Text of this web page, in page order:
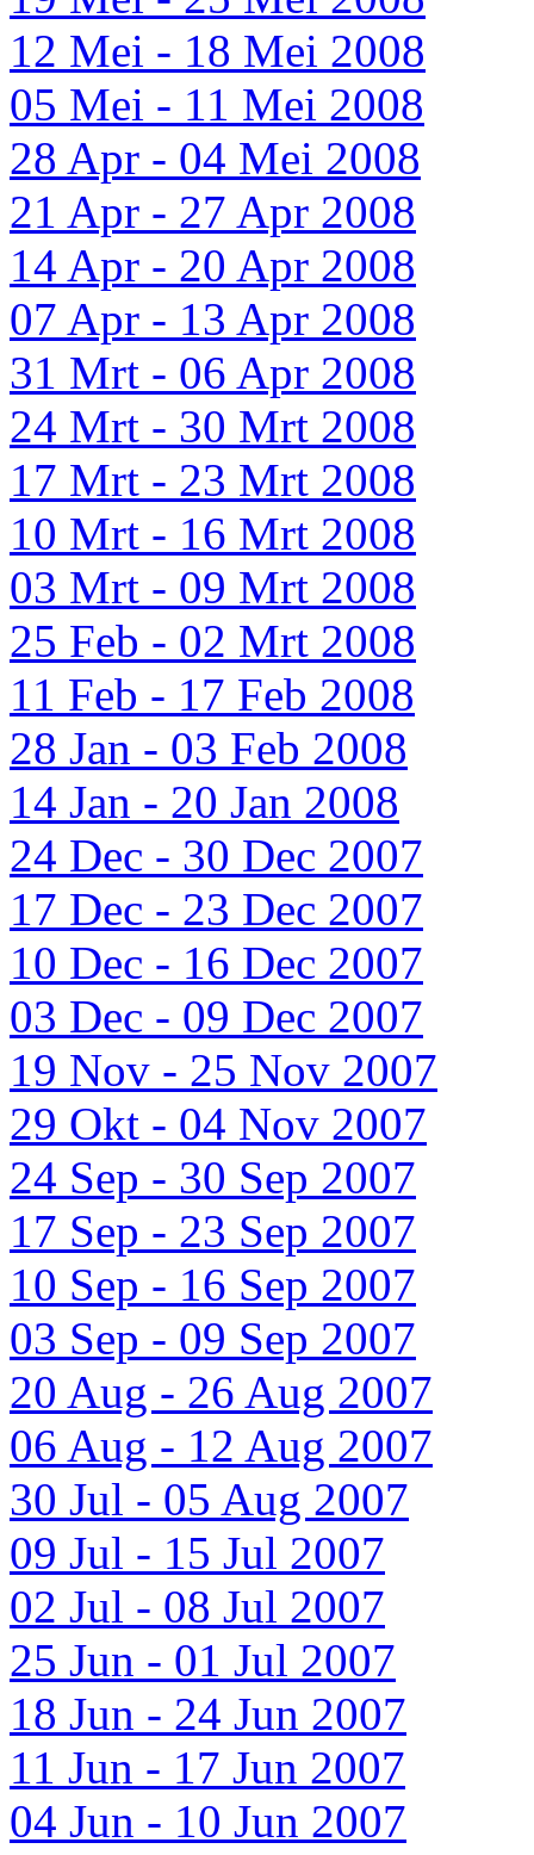
12 Mei - 18 Mei 2008
05 Mei - 11 Mei 2008
28 Apr - 04 Mei 2008
21 Apr - 27 Apr 2008
14 Apr - 20 Apr 2008
07 Apr - 13 Apr 2008
31 Mrt - 06 Apr 2008
24 Mrt - 30 Mrt 2008
17 Mrt - 23 Mrt 2008
10 Mrt - 16 Mrt 2008
03 Mrt - 09 Mrt 2008
25 Feb - 02 Mrt 2008
11 Feb - 17 Feb 2008
28 Jan - 03 Feb 2008
14 Jan - 20 Jan 2008
24 Dec - 30 Dec 2007
17 Dec - 23 Dec 2007
10 Dec - 16 Dec 2007
03 Dec - 09 Dec 2007
19 Nov - 25 Nov 2007
29 Okt - 04 Nov 2007
24 Sep - 30 Sep 2007
17 Sep - 23 Sep 2007
10 Sep - 16 Sep 2007
03 Sep - 09 Sep 2007
20 Aug - 26 Aug 2007
06 Aug - 12 Aug 2007
30 Jul - 05 Aug 2007
09 Jul - 15 Jul 2007
02 Jul - 08 Jul 2007
25 Jun - 01 Jul 2007
18 Jun - 24 Jun 2007
11 Jun - 17 Jun 2007
04 Jun - 10 Jun 2007